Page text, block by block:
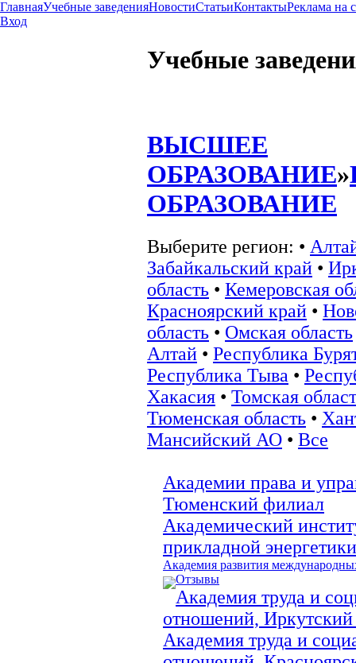
ГлавнаяУчебные заведенияНовостиСтатьиКонтактыРеклама на
Вход
Учебные
ВЫСШЕЕ
ОБРАЗОВАНИЕ»
ОБРАЗОВАНИЕ
Выберите регион: •
Забайкальский край •
область • Кемеровская
Красноярский край •
область • Омская область
Алтай • Республика
Республика Тыва •
Хакасия • Томская
Тюменская область •
Мансийский АО • Все
Академии права и
Тюменский филиал
Академический
прикладной
Академия развития
Отзывы
Академия труда и
отношений,
Академия труда и